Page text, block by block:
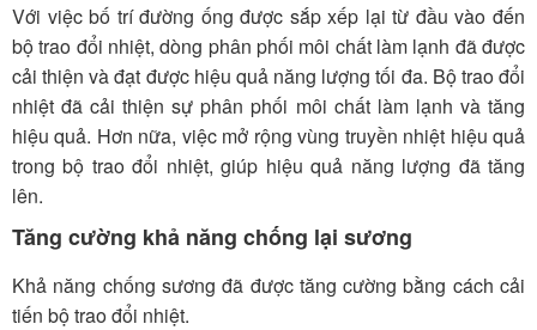
Với việc bố trí đường ống được sắp xếp lại từ đầu vào đến
bộ trao đổi nhiệt, dòng phân phối môi chất làm lạnh đã được
cải thiện và đạt được hiệu quả năng lượng tối đa. Bộ trao đổi
nhiệt đã cải thiện sự phân phối môi chất làm lạnh và tăng
hiệu quả. Hơn nữa, việc mở rộng vùng truyền nhiệt hiệu quả
trong bộ trao đổi nhiệt, giúp hiệu quả năng lượng đã tăng
lên.
Tăng cường khả năng chống lại sương
Khả năng chống sương đã được tăng cường bằng cách cải
tiến bộ trao đổi nhiệt.